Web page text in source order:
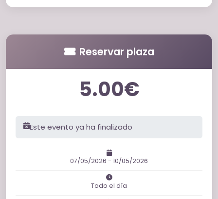
Reservar plaza
5.00€
Este evento ya ha finalizado
07/05/2026 - 10/05/2026
Todo el día